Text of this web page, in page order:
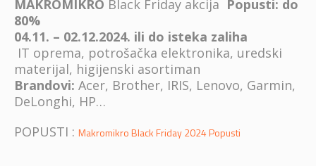
MAKROMIKRO Black Friday akcija Popusti: do
80%
04.11. – 02.12.2024. ili do isteka zaliha
IT oprema, potrošačka elektronika, uredski
materijal, higijenski asortiman
Brandovi: Acer, Brother, IRIS, Lenovo, Garmin,
DeLonghi, HP…
POPUSTI : Makromikro Black Friday 2024 Popusti